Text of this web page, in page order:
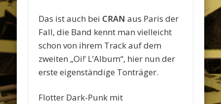
Das ist auch bei CRAN aus Paris der
Fall, die Band kennt man vielleicht
schon von ihrem Track auf dem
zweiten „Oi!’ L’Album“, hier nun der
erste eigenständige Tonträger.
Flotter Dark-Punk mit